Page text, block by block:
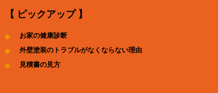
【 ピックアップ 】
お家の健康診断
外壁塗装のトラブルがなくならない理由
見積書の見方